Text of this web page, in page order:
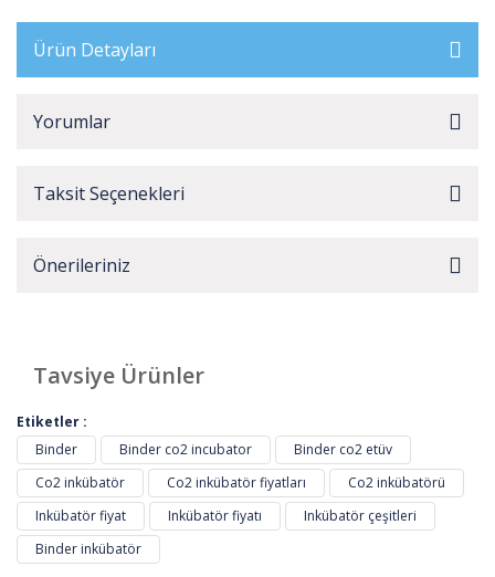
Ürün Detayları
Yorumlar
Taksit Seçenekleri
Önerileriniz
Tavsiye Ürünler
Etiketler :
Binder
Binder co2 incubator
Binder co2 etüv
Co2 inkübatör
Co2 inkübatör fiyatları
Co2 inkübatörü
Inkübatör fiyat
Inkübatör fiyatı
Inkübatör çeşitleri
Binder inkübatör